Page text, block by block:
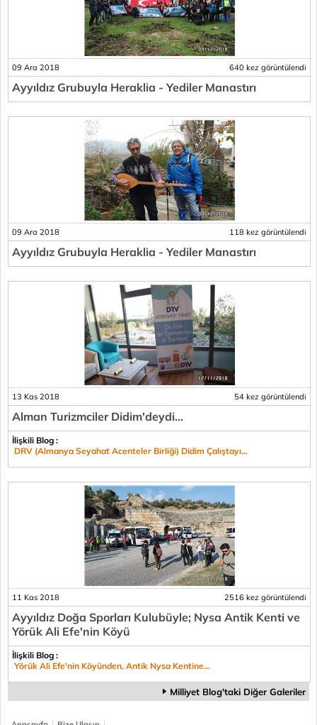
09 Ara 2018 640 kez görüntülendi
Ayyıldız Grubuyla Heraklia - Yediler Manastırı
09 Ara 2018 118 kez görüntülendi
Ayyıldız Grubuyla Heraklia - Yediler Manastırı
13 Kas 2018 54 kez görüntülendi
Alman Turizmciler Didim'deydi...
İlişkili Blog :
DRV (Almanya Seyahat Acenteler Birliği) Didim Çalıştayı...
11 Kas 2018 2516 kez görüntülendi
Ayyıldız Doğa Sporları Kulubüyle; Nysa Antik Kenti ve
Yörük Ali Efe'nin Köyü
İlişkili Blog :
Yörük Ali Efe'nin Köyünden, Antik Nysa Kentine...
Milliyet Blog'taki Diğer Galeriler